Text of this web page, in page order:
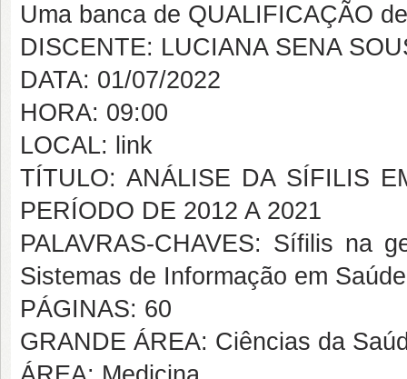
Uma banca de QUALIFICAÇÃO
DISCENTE: LUCIANA SENA
DATA: 01/07/2022
HORA: 09:00
LOCAL: link
TÍTULO: ANÁLISE DA SÍFILIS
PERÍODO DE 2012 A 2021
PALAVRAS-CHAVES: Sífilis na
Sistemas de Informação em
PÁGINAS: 60
GRANDE ÁREA: Ciências da